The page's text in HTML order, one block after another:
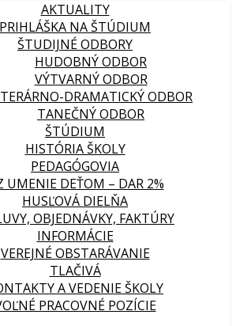
AKTUALITY
PRIHLÁŠKA NA ŠTÚDIUM
ŠTUDIJNÉ ODBORY
HUDOBNÝ ODBOR
VÝTVARNÝ ODBOR
DRAMATICKÝ ODBOR
TANEČNÝ ODBOR
ŠTÚDIUM
HISTÓRIA ŠKOLY
PEDAGÓGOVIA
UMENIE DEŤOM – DAR 2%
HUSĽOVÁ DIELŇA
OBJEDNÁVKY, FAKTÚRY
INFORMÁCIE
VEREJNÉ OBSTARÁVANIE
TLAČIVÁ
A VEDENIE ŠKOLY
PRACOVNÉ POZÍCIE